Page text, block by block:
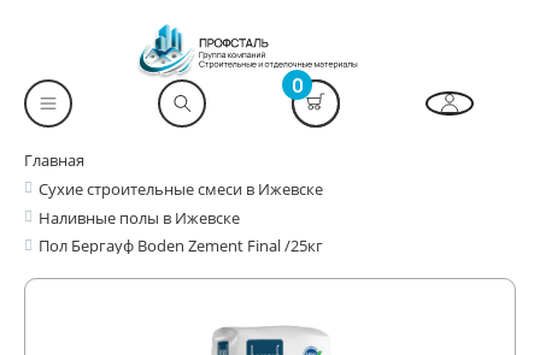
0
Главная
Сухие строительные смеси в Ижевске
Наливные полы в Ижевске
Пол Бергауф Boden Zement Final /25кг